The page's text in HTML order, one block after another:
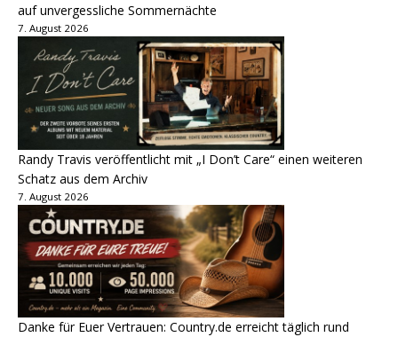
auf unvergessliche Sommernächte
7. August 2026
Randy Travis veröffentlicht mit „I Don’t Care“ einen weiteren
Schatz aus dem Archiv
7. August 2026
Danke für Euer Vertrauen: Country.de erreicht täglich rund